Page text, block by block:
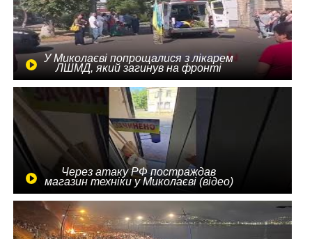
У Миколаєві попрощалися з лікарем
ЛШМД, який загинув на фронті
Через атаку РФ постраждав
магазин техніки у Миколаєві (відео)